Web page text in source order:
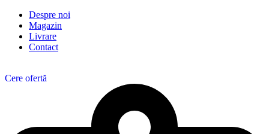
Despre noi
Magazin
Livrare
Contact
Cere ofertă